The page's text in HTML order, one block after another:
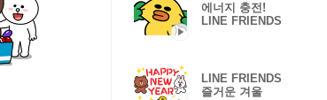
에너지 충전!
LINE FRIENDS
LINE FRIENDS
즐거운 겨울